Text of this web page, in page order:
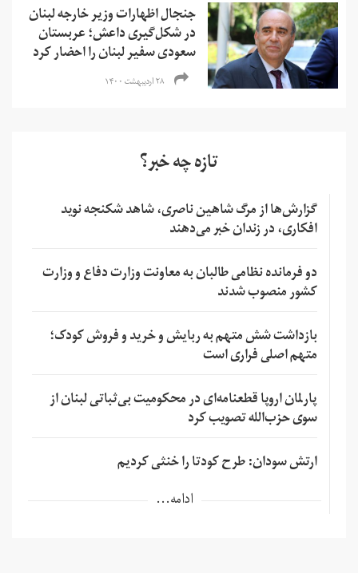
جنجال اظهارات وزیر خارجه لبنان
در شکل‌گیری داعش؛ عربستان
سعودی سفیر لبنان را احضار کرد
۲۸ اردیبهشت ۱۴۰۰
تازه چه خبر؟
گزارش‌ها از مرگ شاهین ناصری، شاهد شکنجه نوید
افکاری، در زندان خبر می‌دهند
دو فرمانده نظامی طالبان به معاونت وزارت دفاع و وزارت
کشور منصوب شدند
بازداشت شش متهم به ربایش و خرید و فروش کودک؛
متهم اصلی فراری است
پارلمان اروپا قطعنامه‌ای در محکومیت بی‌ثباتی لبنان از
سوی حزب‌الله تصویب کرد
ارتش سودان: طرح کودتا را خنثی کردیم
ادامه...